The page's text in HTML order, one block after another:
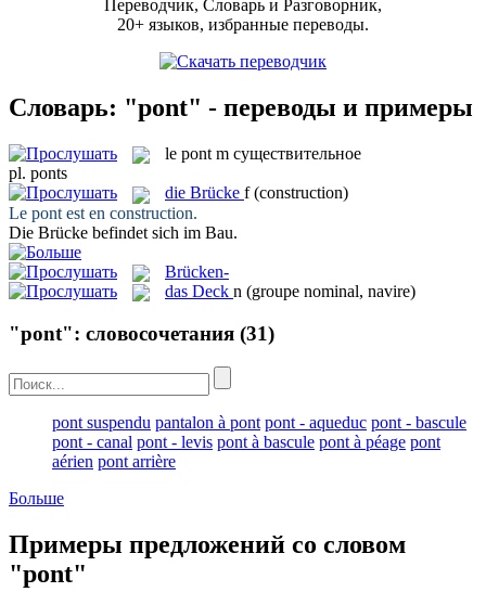
Переводчик, Словарь и Разговорник,
20+ языков, избранные переводы.
Словарь: "pont" - переводы и примеры
le pont m существительное
pl. ponts
die Brücke f (construction)
Le pont est en construction.
Die Brücke befindet sich im Bau.
Brücken-
das Deck n (groupe nominal, navire)
"pont": словосочетания (31)
pont suspendu pantalon à pont pont - aqueduc pont - bascule
pont - canal pont - levis pont à bascule pont à péage pont
aérien pont arrière
Больше
Примеры предложений со словом
"pont"